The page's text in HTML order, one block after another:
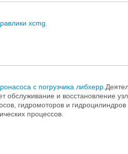
xcmg.
с погрузчика либхерр.
обслуживание и восстановление
гидромоторов и
процессов.